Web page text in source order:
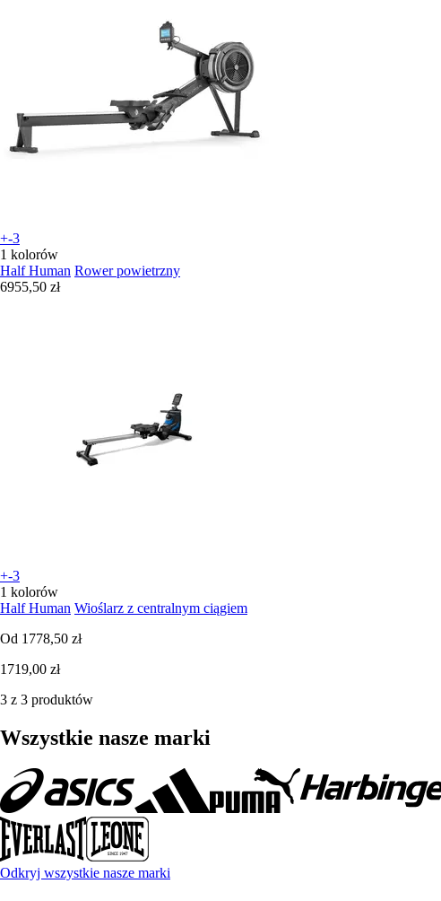
+-3
1 kolorów
Half Human Rower powietrzny
6955,50 zł
+-3
1 kolorów
Half Human Wioślarz z centralnym ciągiem
Od 1778,50 zł
1719,00 zł
3 z 3 produktów
Wszystkie nasze marki
Odkryj wszystkie nasze marki